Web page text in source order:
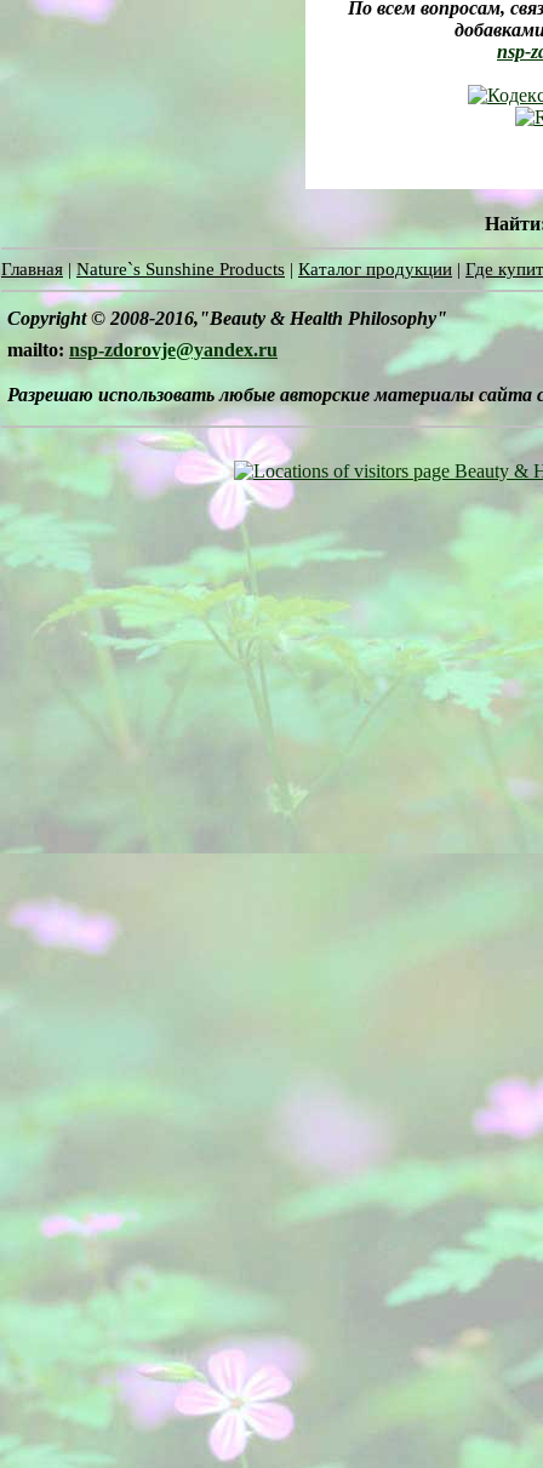
По всем вопросам,
nsp-
Главная |Nature`s Sunshine Products | Каталог продукции | Где
Copyright © 2008-2016,"Beauty & Health Philosophy"
mailto: nsp-zdorovje@yandex.ru
Разрешаю использовать любые авторские материалы сайта